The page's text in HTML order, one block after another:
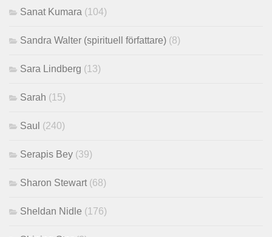
Sanat Kumara (104)
Sandra Walter (spirituell författare) (8)
Sara Lindberg (13)
Sarah (15)
Saul (240)
Serapis Bey (39)
Sharon Stewart(68)
Sheldan Nidle (176)